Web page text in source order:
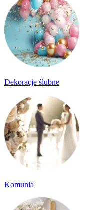
Dekoracje ślubne
Komunia